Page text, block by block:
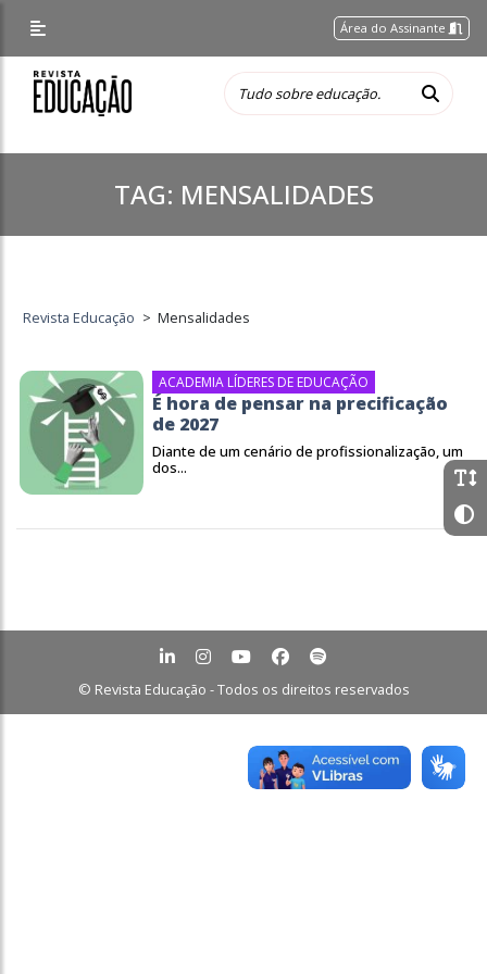
Área do Assinante
TAG: MENSALIDADES
Revista Educação > Mensalidades
ACADEMIA LÍDERES DE EDUCAÇÃO
É hora de pensar na precificação
de 2027
Diante de um cenário de profissionalização, um
dos...
© Revista Educação - Todos os direitos reservados